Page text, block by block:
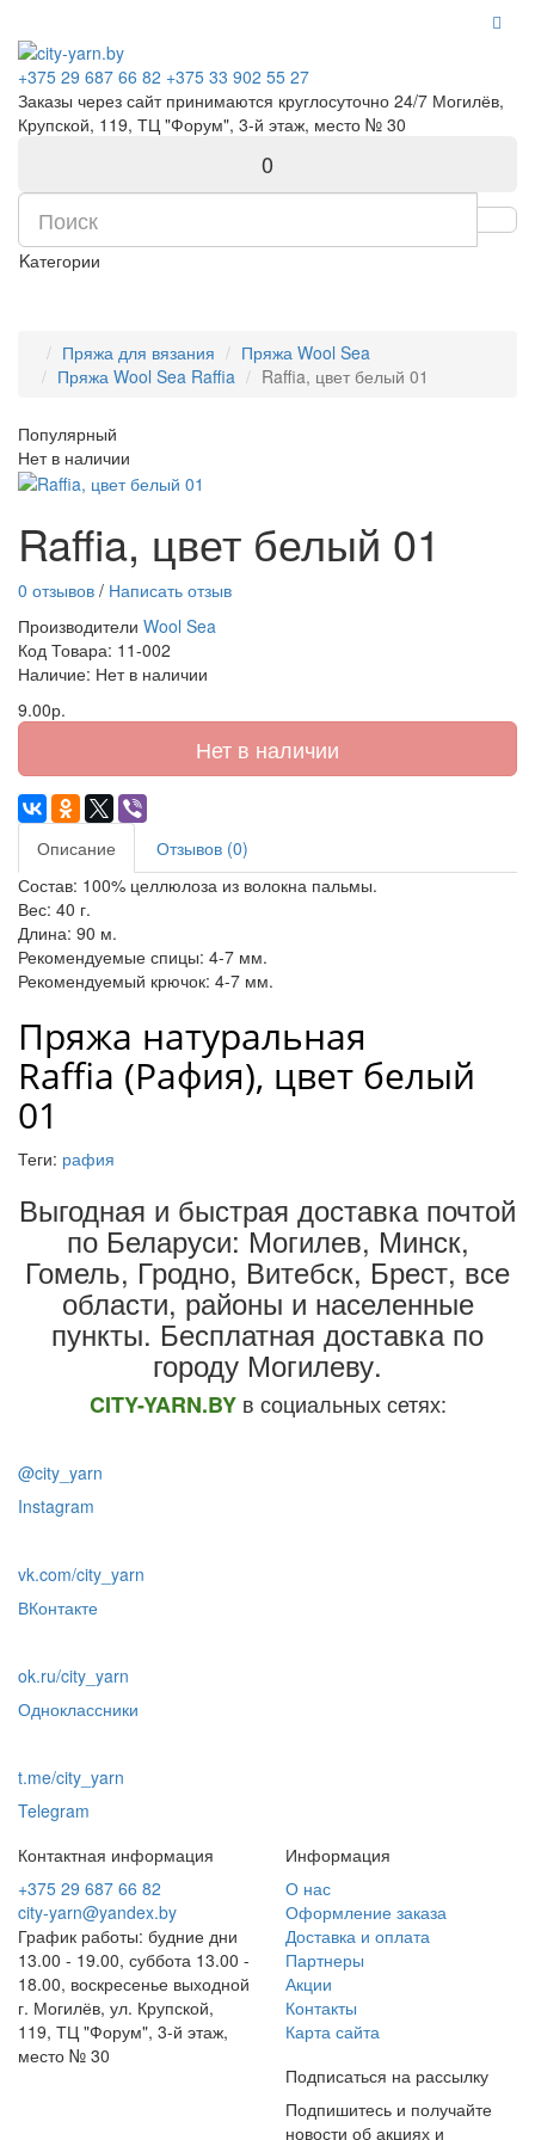
+375 29 687 66 82 +375 33 902 55 27
Заказы через сайт принимаются круглосуточно 24/7 Могилёв,
Крупской, 119, ТЦ "Форум", 3-й этаж, место № 30
0
Kатегории
Пряжа для вязания
Пряжа Wool Sea
Пряжа Wool Sea Raffia
Raffia, цвет белый 01
Популярный
Нет в наличии
Raffia, цвет белый 01
0 отзывов / Написать отзыв
Производители Wool Sea
Код Товара: 11-002
Наличие: Нет в наличии
9.00р.
Нет в наличии
Описание
Отзывов (0)
Состав: 100% целлюлоза из волокна пальмы.
Вес: 40 г.
Длина: 90 м.
Рекомендуемые спицы: 4-7 мм.
Рекомендуемый крючок: 4-7 мм.
Пряжа натуральная
Raffia (Рафия), цвет белый
01
Теги: рафия
Выгодная и быстрая доставка почтой
по Беларуси: Могилев, Минск,
Гомель, Гродно, Витебск, Брест,все
области, районы и населенные
пункты. Бесплатная доставка по
городу Могилеву.
CITY-YARN.BYв социальных сетях:
@city_yarn
Instagram
vk.com/city_yarn
ВКонтакте
ok.ru/city_yarn
Одноклассники
t.me/city_yarn
Telegram
Контактная информация
+375 29 687 66 82
city-yarn@yandex.by
График работы: будние дни
13.00 - 19.00, суббота 13.00 -
18.00, воскресенье выходной
г. Могилёв, ул. Крупской,
119, ТЦ "Форум", 3-й этаж,
место № 30
Информация
О нас
Оформление заказа
Доставка и оплата
Партнеры
Акции
Контакты
Карта сайта
Подписаться на рассылку
Подпишитесь и получайте
новости об акциях и